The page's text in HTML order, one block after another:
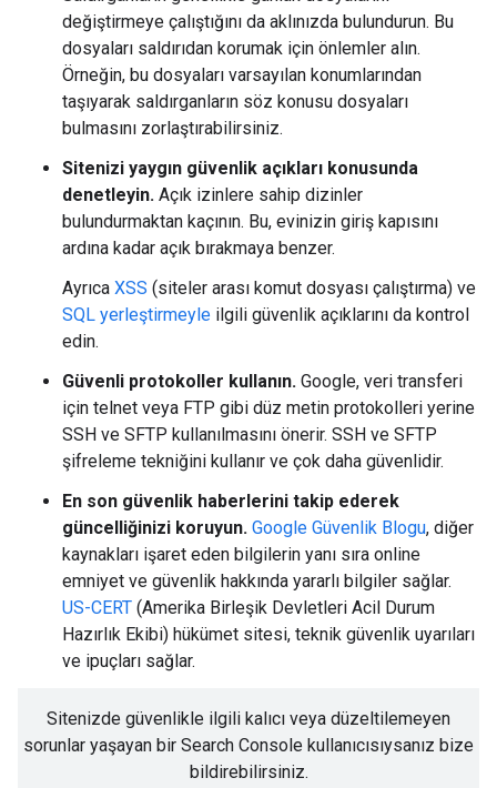
değiştirmeye çalıştığını da aklınızda bulundurun. Bu
dosyaları saldırıdan korumak için önlemler alın.
Örneğin, bu dosyaları varsayılan konumlarından
taşıyarak saldırganların söz konusu dosyaları
bulmasını zorlaştırabilirsiniz.
Sitenizi yaygın güvenlik açıkları konusunda
denetleyin. Açık izinlere sahip dizinler
bulundurmaktan kaçının. Bu, evinizin giriş kapısını
ardına kadar açık bırakmaya benzer.
Ayrıca XSS (siteler arası komut dosyası çalıştırma) ve
SQL yerleştirmeyle ilgili güvenlik açıklarını da kontrol
edin.
Güvenli protokoller kullanın. Google, veri transferi
için telnet veya FTP gibi düz metin protokolleri yerine
SSH ve SFTP kullanılmasını önerir. SSH ve SFTP
şifreleme tekniğini kullanır ve çok daha güvenlidir.
En son güvenlik haberlerini takip ederek
güncelliğinizi koruyun. Google Güvenlik Blogu, diğer
kaynakları işaret eden bilgilerin yanı sıra online
emniyet ve güvenlik hakkında yararlı bilgiler sağlar.
US-CERT (Amerika Birleşik Devletleri Acil Durum
Hazırlık Ekibi) hükümet sitesi, teknik güvenlik uyarıları
ve ipuçları sağlar.
Sitenizde güvenlikle ilgili kalıcı veya düzeltilemeyen
sorunlar yaşayan bir Search Console kullanıcısıysanız bize
bildirebilirsiniz.